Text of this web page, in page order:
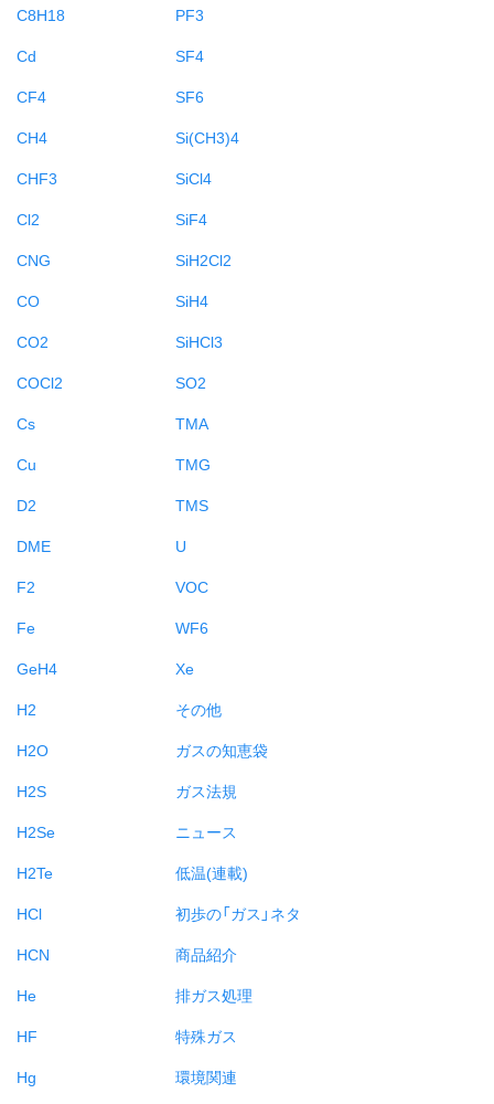
C8H18
Cd
CF4
CH4
CHF3
Cl2
CNG
CO
CO2
COCl2
Cs
Cu
D2
DME
F2
Fe
GeH4
H2
H2O
H2S
H2Se
H2Te
HCl
HCN
He
HF
Hg
PF3
SF4
SF6
Si(CH3)4
SiCl4
SiF4
SiH2Cl2
SiH4
SiHCl3
SO2
TMA
TMG
TMS
U
VOC
WF6
Xe
その他
ガスの知恵袋
ガス法規
ニュース
低温(連載)
初歩の「ガス」ネタ
商品紹介
排ガス処理
特殊ガス
環境関連